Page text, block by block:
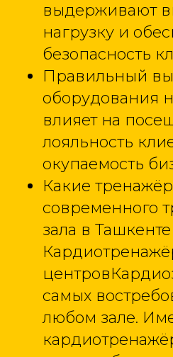
выдерживают
нагрузку и
безопасность
Правильный
оборудования
влияет на
лояльность
окупаемость
Какие
современного
зала в Ташкенте
самых
любом зале.